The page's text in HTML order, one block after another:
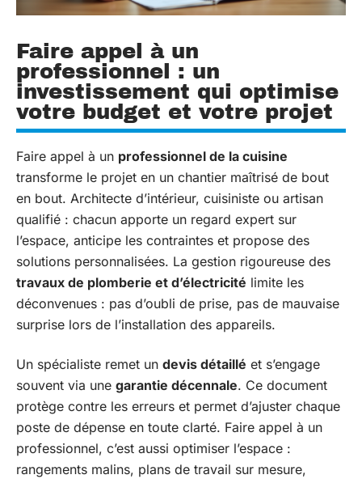
Faire appel à un
professionnel : un
investissement qui optimise
votre budget et votre projet
Faire appel à un professionnel de la cuisine
transforme le projet en un chantier maîtrisé de bout
en bout. Architecte d’intérieur, cuisiniste ou artisan
qualifié : chacun apporte un regard expert sur
l’espace, anticipe les contraintes et propose des
solutions personnalisées. La gestion rigoureuse des
travaux de plomberie et d’électricité limite les
déconvenues : pas d’oubli de prise, pas de mauvaise
surprise lors de l’installation des appareils.
Un spécialiste remet un devis détaillé et s’engage
souvent via une garantie décennale. Ce document
protège contre les erreurs et permet d’ajuster chaque
poste de dépense en toute clarté. Faire appel à un
professionnel, c’est aussi optimiser l’espace :
rangements malins, plans de travail sur mesure,